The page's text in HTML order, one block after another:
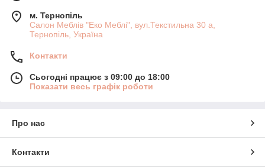
м. Тернопіль
Салон Меблів "Еко Меблі", вул.Текстильна 30 а,
Тернопіль, Україна
Контакти
Сьогодні працює з 09:00 до 18:00
Показати весь графік роботи
Про нас
Контакти